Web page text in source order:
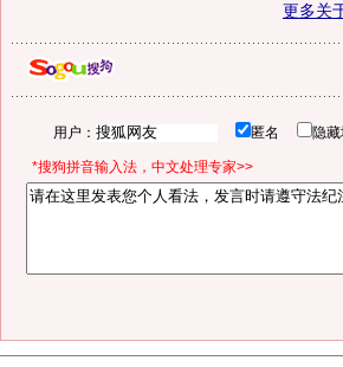
更多关
用户： 匿名 隐
*搜狗拼音输入法，中文处理专家>>